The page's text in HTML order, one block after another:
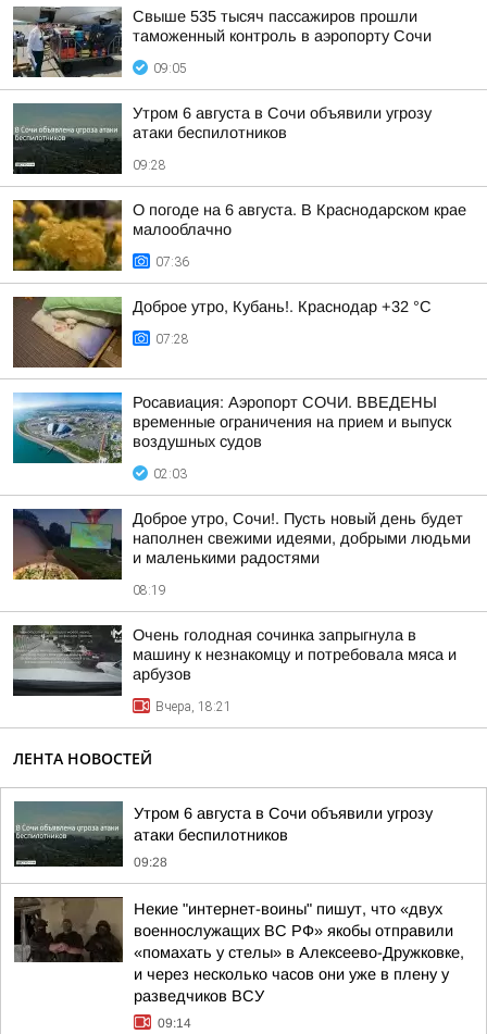
Свыше 535 тысяч пассажиров прошли
таможенный контроль в аэропорту Сочи
09:05
Утром 6 августа в Сочи объявили угрозу
атаки беспилотников
09:28
О погоде на 6 августа. В Краснодарском крае
малооблачно
07:36
Доброе утро, Кубань!. Краснодар +32 °С
07:28
Росавиация: Аэропорт СОЧИ. ВВЕДЕНЫ
временные ограничения на прием и выпуск
воздушных судов
02:03
Доброе утро, Сочи!. Пусть новый день будет
наполнен свежими идеями, добрыми людьми
и маленькими радостями
08:19
Очень голодная сочинка запрыгнула в
машину к незнакомцу и потребовала мяса и
арбузов
Вчера, 18:21
ЛЕНТА НОВОСТЕЙ
Утром 6 августа в Сочи объявили угрозу
атаки беспилотников
09:28
Некие "интернет-воины" пишут, что «двух
военнослужащих ВС РФ» якобы отправили
«помахать у стелы» в Алексеево-Дружковке,
и через несколько часов они уже в плену у
разведчиков ВСУ
09:14